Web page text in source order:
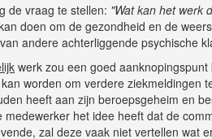
de vraag te stellen: "Wat kan het werk
doen om de gezondheid en de
andere achterliggende psychische
werk zou een goed
worden om verdere ziekmeldingen
heeft aan zijn beroepsgeheim en
het idee heeft dat de
zal deze vaak niet vertellen wat